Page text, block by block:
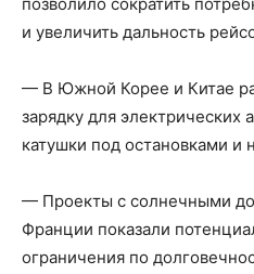
и увеличить дальность
— В Южной Корее и Китае
зарядку для электрических
катушки под остановками и
— Проекты с солнечными
Франции показали
ограничения по